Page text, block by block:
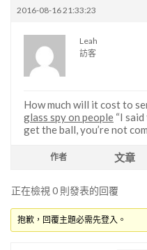
2016-08-16 21:33:23
Leah
訪客
How much will it cost to
glass spy on people “I
get the ball, you’re not
作者 文章
正在檢視 0 則發表的回覆
抱歉，回覆主題必需先登入。